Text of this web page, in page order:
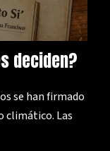
deciden?
se han firmado
climático. Las